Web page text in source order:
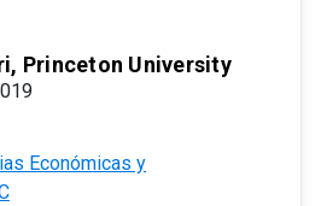
Princeton University
Económicas y